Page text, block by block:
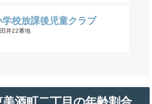
学校放課後児童クラブ
井22番地